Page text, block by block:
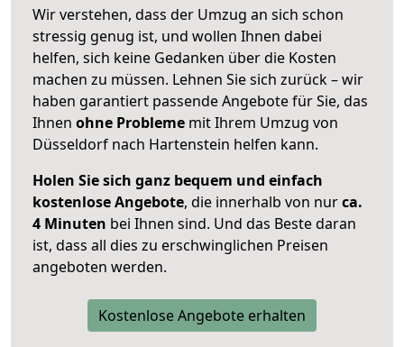
Wir verstehen, dass der Umzug an sich schon
stressig genug ist, und wollen Ihnen dabei
helfen, sich keine Gedanken über die Kosten
machen zu müssen. Lehnen Sie sich zurück – wir
haben garantiert passende Angebote für Sie, das
Ihnen ohne Probleme mit Ihrem Umzug von
Düsseldorf nach Hartenstein helfen kann.
Holen Sie sich ganz bequem und einfach
kostenlose Angebote, die innerhalb von nurca.
4 Minuten bei Ihnen sind. Und das Beste daran
ist, dass all dies zu erschwinglichen Preisen
angeboten werden.
Kostenlose Angebote erhalten